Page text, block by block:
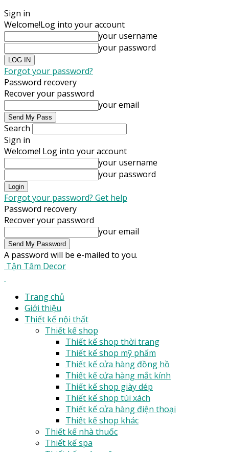
Sign in
Welcome!Log into your account
your username
your password
Forgot your password?
Password recovery
Recover your password
your email
Search
Sign in
Welcome! Log into your account
your username
your password
Forgot your password? Get help
Password recovery
Recover your password
your email
A password will be e-mailed to you.
Tận Tâm Decor
Trang chủ
Giới thiệu
Thiết kế nội thất
Thiết kế shop
Thiết kế shop thời trang
Thiết kế shop mỹ phẩm
Thiết kế cửa hàng đồng hồ
Thiết kế cửa hàng mắt kính
Thiết kế shop giày dép
Thiết kế shop túi xách
Thiết kế cửa hàng điện thoại
Thiết kế shop khác
Thiết kế nhà thuốc
Thiết kế spa